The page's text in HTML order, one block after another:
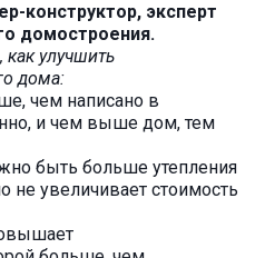
конструктор, эксперт
домостроения.
как улучшить
дома:
чем написано в
и чем выше дом, тем
быть больше утепления
не увеличивает стоимость